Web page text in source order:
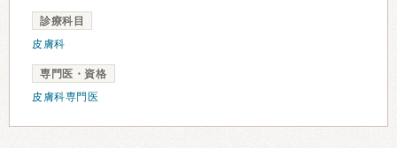
診療科目
皮膚科
専門医・資格
皮膚科専門医